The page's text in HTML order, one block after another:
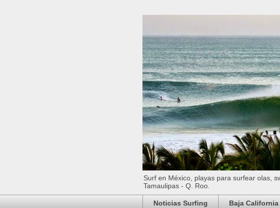
Surf en México, playas para surfear olas,
Tamaulipas - Q. Roo.
Noticias Surfing Baja California